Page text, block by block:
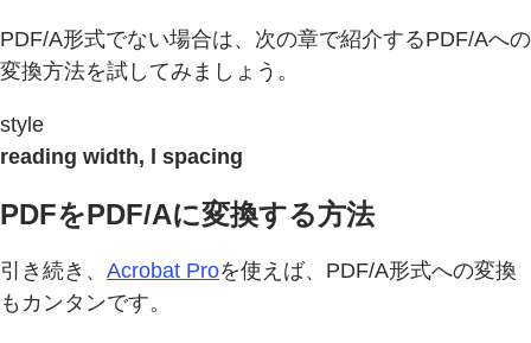
PDF/A形式でない場合は、次の章で紹介するPDF/Aへの
変換方法を試してみましょう。
style
reading width, l spacing
PDFをPDF/Aに変換する方法
引き続き、 Acrobat Proを使えば、PDF/A形式への変換
もカンタンです。